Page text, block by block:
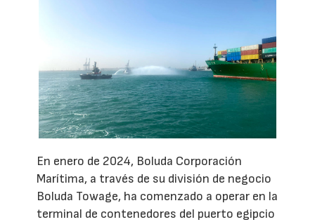
En enero de 2024, Boluda Corporación
Marítima, a través de su división de negocio
Boluda Towage, ha comenzado a operar en la
terminal de contenedores del puerto egipcio